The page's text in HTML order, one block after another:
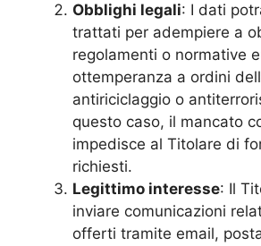
Obblighi legali: I dati
trattati per adempiere a
regolamenti o normative
ottemperanza a ordini
antiriciclaggio o
questo caso, il mancato
impedisce al Titolare di
richiesti.
Legittimo interesse: Il
inviare comunicazioni
offerti tramite email,